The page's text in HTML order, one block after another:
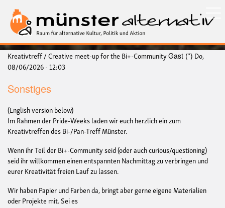
zum
Inhalt
Kreativtreff / Creative meet-up for the Bi+-CommunityGast (*) Do,
08/06/2026 - 12:03
Sonstiges
(English version below)
Im Rahmen der Pride-Weeks laden wir euch herzlich ein zum
Kreativtreffen des Bi-/Pan-Treff Münster.
Wenn ihr Teil der Bi+-Community seid (oder auch curious/questioning)
seid ihr willkommen einen entspannten Nachmittag zu verbringen und
eurer Kreativität freien Lauf zu lassen.
Wir haben Papier und Farben da, bringt aber gerne eigene Materialien
oder Projekte mit. Sei es